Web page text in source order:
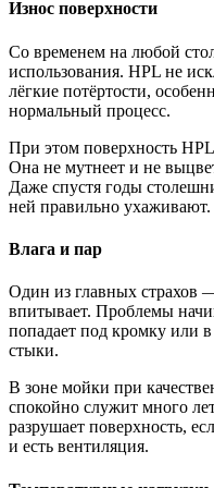
Износ поверхности
Со временем на любой
использования. HPL не
лёгкие потёртости,
нормальный процесс.
При этом поверхность
Она не мутнеет и не
Даже спустя годы
ней правильно ухаживают.
Влага и пар
Один из главных страхов
впитывает. Проблемы
попадает под кромку или
стыки.
В зоне мойки при
спокойно служит много
разрушает поверхность,
и есть вентиляция.